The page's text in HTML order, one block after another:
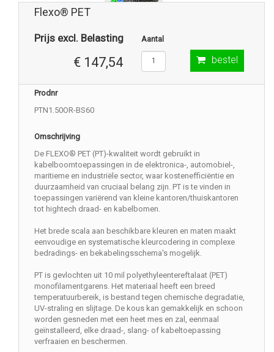
Flexo® PET
Prijs excl. Belasting
€ 147,54
Aantal
bestel
Prodnr
PTN1.50OR-BS60
Omschrijving
De FLEXO® PET (PT)-kwaliteit wordt gebruikt in
kabelboomtoepassingen in de elektronica-, automobiel-,
maritieme en industriële sector, waar kostenefficiëntie en
duurzaamheid van cruciaal belang zijn. PT is te vinden in
toepassingen variërend van kleine kantoren/thuiskantoren
tot hightech draad- en kabelbomen.
Het brede scala aan beschikbare kleuren en maten maakt
eenvoudige en systematische kleurcodering in complexe
bedradings- en bekabelingsschema's mogelijk.
PT is gevlochten uit 10 mil polyethyleentereftalaat (PET)
monofilamentgarens. Het materiaal heeft een breed
temperatuurbereik, is bestand tegen chemische degradatie,
UV-straling en slijtage. De kous kan gemakkelijk en schoon
worden gesneden met een heet mes en zal, eenmaal
geïnstalleerd, elke draad-, slang- of kabeltoepassing
verfraaien en beschermen.